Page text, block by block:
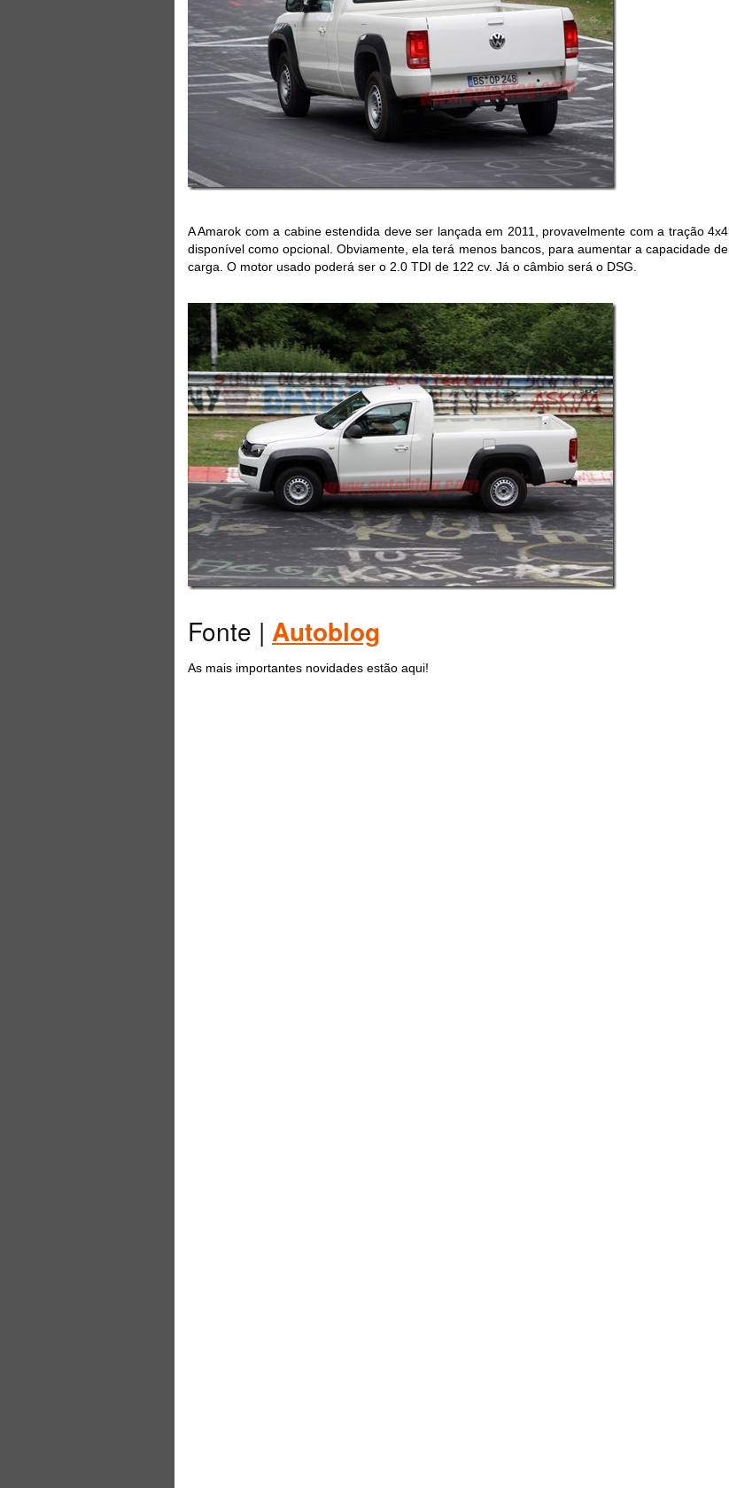
A Amarok com a cabine estendida deve ser lançada em 2011, provavelmente com a tração 4x4
disponível como opcional. Obviamente, ela terá menos bancos, para aumentar a capacidade de
carga. O motor usado poderá ser o 2.0 TDI de 122 cv. Já o câmbio será o DSG.
Fonte | Autoblog
As mais importantes novidades estão aqui!